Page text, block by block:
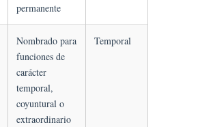
permanente
Nombrado para
funciones de
carácter
temporal,
coyuntural o
extraordinario
Temporal